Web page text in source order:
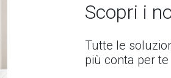
Scopri i
Tutte le
più conta per te